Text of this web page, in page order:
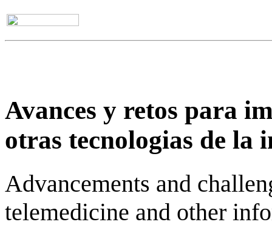
Avances y retos para
otras tecnologias de la
Advancements and
telemedicine and other